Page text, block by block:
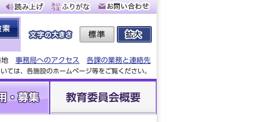
地 事務局へのアクセス
各課の業務と連絡先
は、各施設のホームページ等をご覧ください。
・募集 教育委員会概要